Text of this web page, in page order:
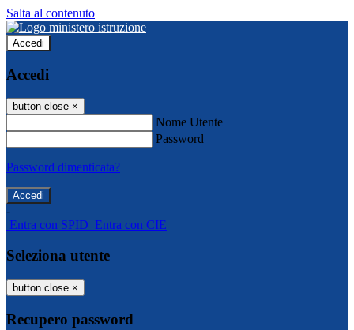
Salta al contenuto
Accedi
Accedi
button close ×
Nome Utente
Password
Password dimenticata?
-
Entra con SPID Entra con CIE
Seleziona utente
button close ×
Recupero password